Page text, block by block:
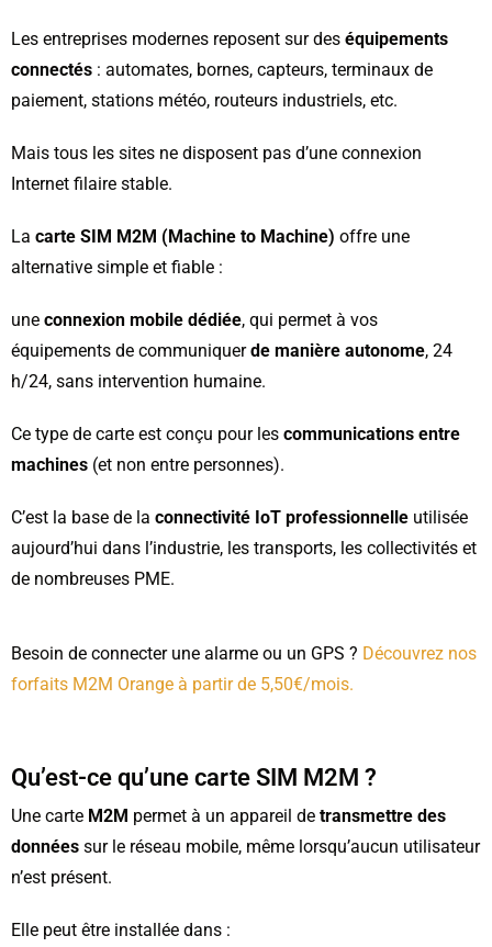
Les entreprises modernes reposent sur des équipements
connectés : automates, bornes, capteurs, terminaux de
paiement, stations météo, routeurs industriels, etc.
Mais tous les sites ne disposent pas d’une connexion
Internet filaire stable.
La carte SIM M2M (Machine to Machine) offre une
alternative simple et fiable :
une connexion mobile dédiée, qui permet à vos
équipements de communiquerde manière autonome, 24
h/24, sans intervention humaine.
Ce type de carte est conçu pour les communications entre
machines (et non entre personnes).
C’est la base de la connectivité IoT professionnelle utilisée
aujourd’hui dans l’industrie, les transports, les collectivités et
de nombreuses PME.
Besoin de connecter une alarme ou un GPS ? Découvrez nos
forfaits M2M Orange à partir de 5,50€/mois.
Qu’est-ce qu’une carte SIM M2M ?
Une carte M2M permet à un appareil de transmettre des
données sur le réseau mobile, même lorsqu’aucun utilisateur
n’est présent.
Elle peut être installée dans :